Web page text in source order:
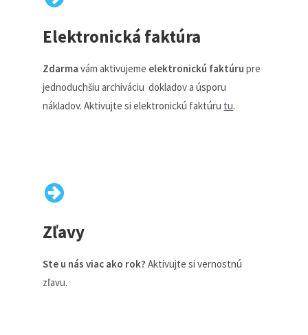
Elektronická faktúra
Zdarma vám aktivujeme elektronickú faktúru pre
jednoduchšiu archiváciu dokladov a úsporu
nákladov. Aktivujte si elektronickú faktúru tu.
Zľavy
Ste u nás viac ako rok? Aktivujte si vernostnú
zľavu.